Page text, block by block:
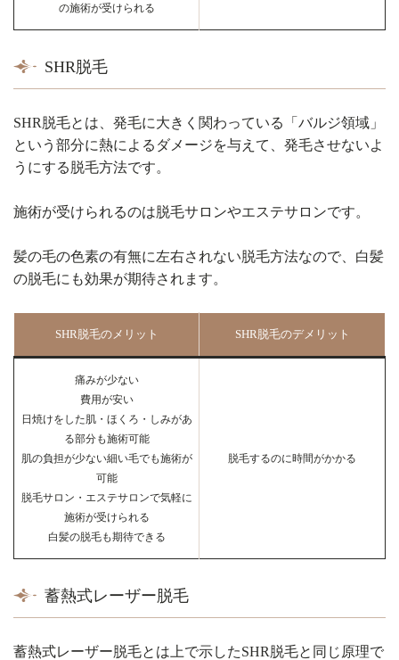
の施術が受けられる
SHR脱毛
SHR脱毛とは、発毛に大きく関わっている「バルジ領域」
という部分に熱によるダメージを与えて、発毛させないよ
うにする脱毛方法です。
施術が受けられるのは脱毛サロンやエステサロンです。
髪の毛の色素の有無に左右されない脱毛方法なので、白髪
の脱毛にも効果が期待されます。
SHR脱毛のメリット SHR脱毛のデメリット
痛みが少ない
費用が安い
日焼けをした肌・ほくろ・しみがあ
る部分も施術可能
肌の負担が少ない細い毛でも施術が
可能
脱毛サロン・エステサロンで気軽に
施術が受けられる
白髪の脱毛も期待できる
脱毛するのに時間がかかる
蓄熱式レーザー脱毛
蓄熱式レーザー脱毛とは上で示したSHR脱毛と同じ原理で